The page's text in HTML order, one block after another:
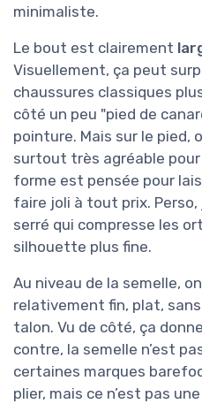
minimaliste.
Le bout est clairement
Visuellement, ça peut
chaussures classiques
côté un peu "pied de
pointure. Mais sur le pied,
surtout très agréable
forme est pensée pour
faire joli à tout prix.
serré qui compresse les
silhouette plus fine.
Au niveau de la semelle,
relativement fin, plat,
talon. Vu de côté, ça
contre, la semelle n’est
certaines marques
plier, mais ce n’est pas